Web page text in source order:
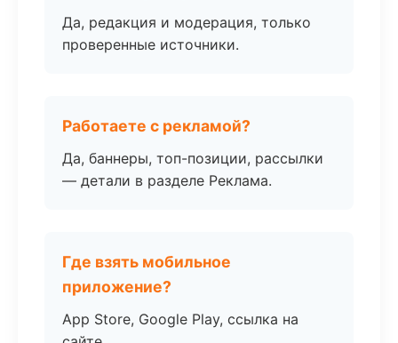
Да, редакция и модерация, только
проверенные источники.
Работаете с рекламой?
Да, баннеры, топ-позиции, рассылки
— детали в разделе Реклама.
Где взять мобильное
приложение?
App Store, Google Play, ссылка на